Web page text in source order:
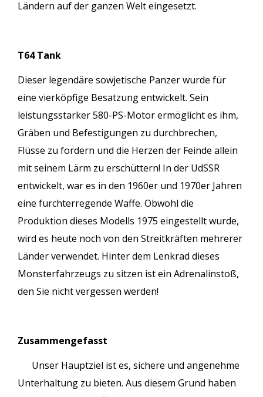
Ländern auf der ganzen Welt eingesetzt.
T64 Tank
Dieser legendäre sowjetische Panzer wurde für
eine vierköpfige Besatzung entwickelt. Sein
leistungsstarker 580-PS-Motor ermöglicht es ihm,
Gräben und Befestigungen zu durchbrechen,
Flüsse zu fordern und die Herzen der Feinde allein
mit seinem Lärm zu erschüttern! In der UdSSR
entwickelt, war es in den 1960er und 1970er Jahren
eine furchterregende Waffe. Obwohl die
Produktion dieses Modells 1975 eingestellt wurde,
wird es heute noch von den Streitkräften mehrerer
Länder verwendet. Hinter dem Lenkrad dieses
Monsterfahrzeugs zu sitzen ist ein Adrenalinstoß,
den Sie nicht vergessen werden!
Zusammengefasst
Unser Hauptziel ist es, sichere und angenehme
Unterhaltung zu bieten. Aus diesem Grund haben